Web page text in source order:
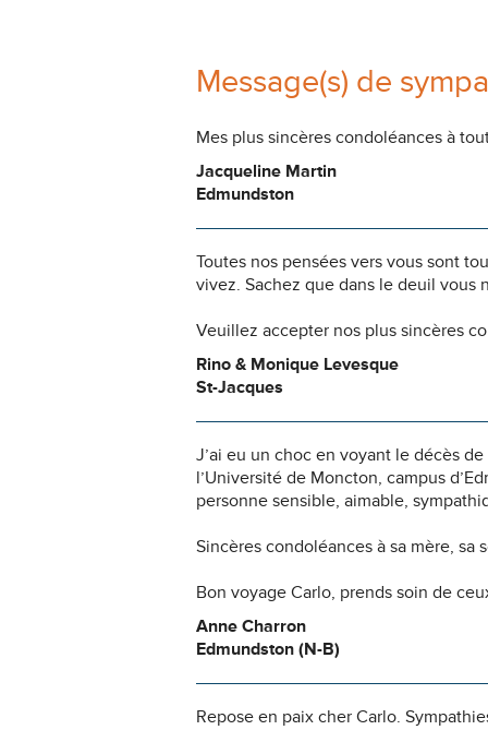
Message(s) de
Mes plus sincères condoléances à
Jacqueline Martin
Edmundston
Toutes nos pensées vers vous sont
vivez. Sachez que dans le deuil vous
Veuillez accepter nos plus sincères
Rino & Monique Levesque
St-Jacques
J’ai eu un choc en voyant le décès
l’Université de Moncton, campus
personne sensible, aimable,
Sincères condoléances à sa mère, sa
Bon voyage Carlo, prends soin de
Anne Charron
Edmundston (N-B)
Repose en paix cher Carlo.